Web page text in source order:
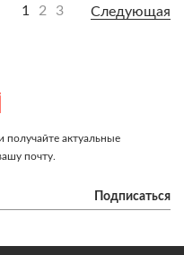
1 2 3 Следующая
получайте актуальные
почту.
Подписаться